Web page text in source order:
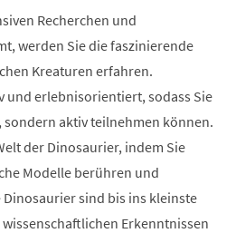
Recherchen und
werden Sie die faszinierende
Kreaturen erfahren.
und erlebnisorientiert, sodass Sie
aktiv teilnehmen können.
der Dinosaurier, indem Sie
Modelle berühren und
sind bis ins kleinste
Erkenntnissen